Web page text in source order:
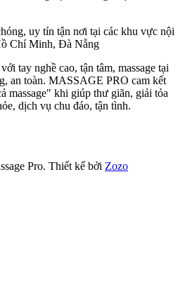
uy tín tận nơi tại các khu vực nội
Chí Minh, Đà Nẵng
tay nghề cao, tận tâm, massage tại
an toàn. MASSAGE PRO cam kết
massage" khi giúp thư giãn, giải tỏa
dịch vụ chu đáo, tận tình.
Pro. Thiết kế bởi Zozo